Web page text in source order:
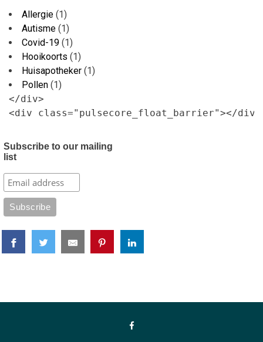
Allergie (1)
Autisme (1)
Covid-19 (1)
Hooikoorts (1)
Huisapotheker (1)
Pollen (1)
</div>
<div class="pulsecore_float_barrier"></div>
Subscribe to our mailing
list